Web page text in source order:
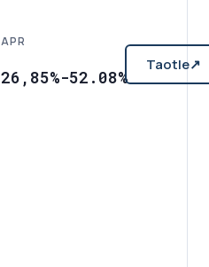
APR
26,85%-52.08%
Taotle↗